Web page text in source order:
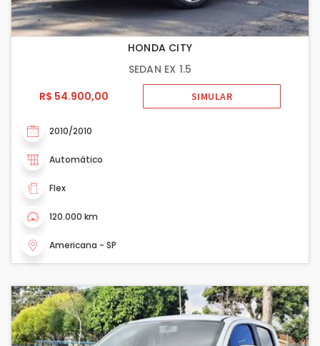
HONDA CITY
SEDAN EX 1.5
R$ 54.900,00
SIMULAR
2010/2010
Automático
Flex
120.000 km
Americana - SP